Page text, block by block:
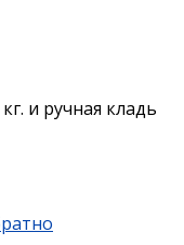
и ручная кладь